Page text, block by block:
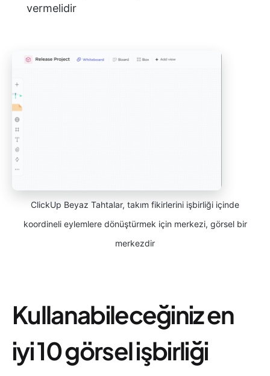
vermelidir
ClickUp Beyaz Tahtalar, takım fikirlerini işbirliği içinde
koordineli eylemlere dönüştürmek için merkezi, görsel bir
merkezdir
Kullanabileceğiniz en
iyi 10 görsel işbirliği